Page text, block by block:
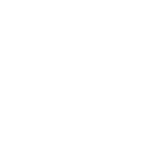
care îl cauți.